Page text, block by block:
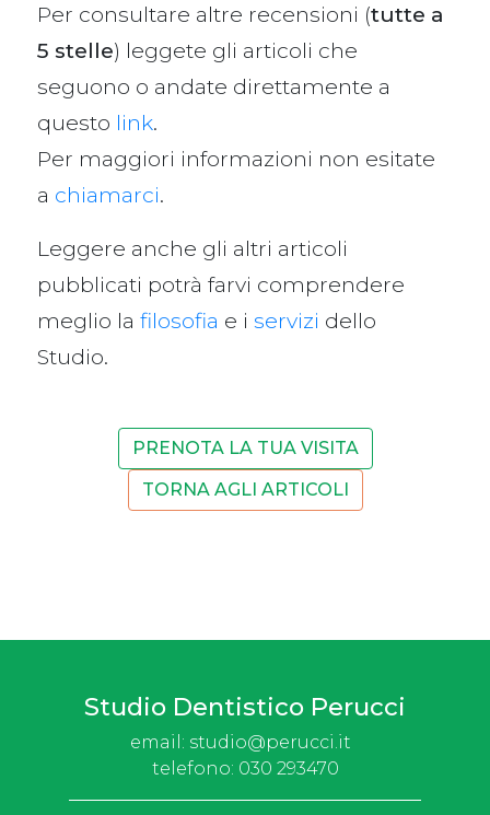
Per consultare altre recensioni (tutte a
5 stelle) leggete gli articoli che
seguono o andate direttamente a
questo link.
Per maggiori informazioni non esitate
a chiamarci.
Leggere anche gli altri articoli
pubblicati potrà farvi comprendere
meglio lafilosofia e iservizi dello
Studio.
PRENOTA LA TUA VISITA
TORNA AGLI ARTICOLI
Studio Dentistico Perucci
email: studio@perucci.it
telefono: 030 293470